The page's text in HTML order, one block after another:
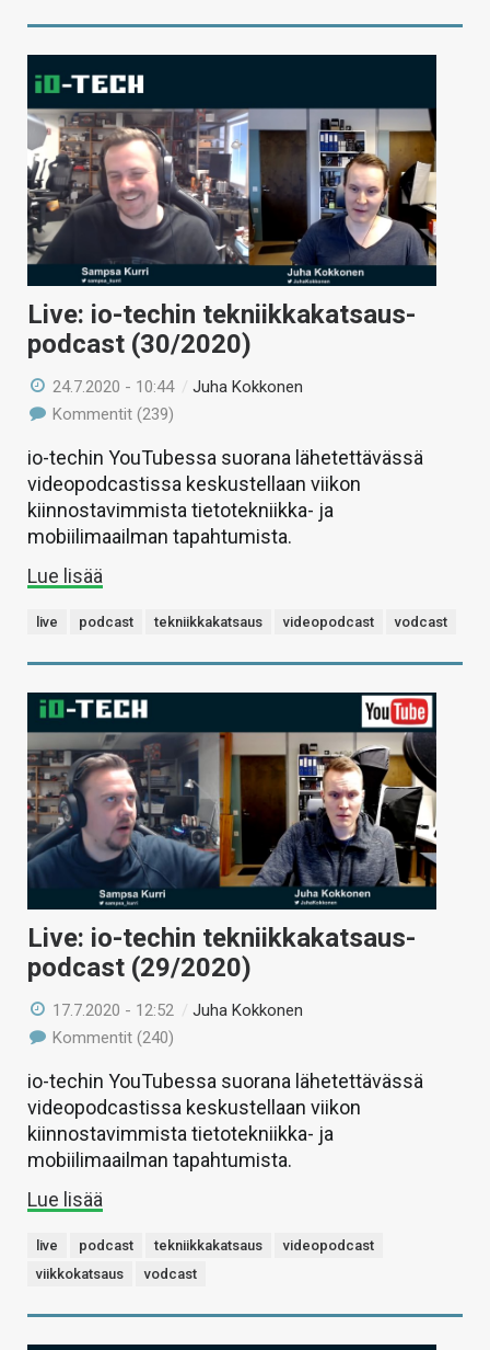
Live: io-techin tekniikkakatsaus-
podcast (30/2020)
24.7.2020 - 10:44 /Juha Kokkonen
Kommentit (239)
io-techin YouTubessa suorana lähetettävässä
videopodcastissa keskustellaan viikon
kiinnostavimmista tietotekniikka- ja
mobiilimaailman tapahtumista.
Lue lisää
live podcast tekniikkakatsaus videopodcast vodcast
Live: io-techin tekniikkakatsaus-
podcast (29/2020)
17.7.2020 - 12:52 /Juha Kokkonen
Kommentit (240)
io-techin YouTubessa suorana lähetettävässä
videopodcastissa keskustellaan viikon
kiinnostavimmista tietotekniikka- ja
mobiilimaailman tapahtumista.
Lue lisää
live podcast tekniikkakatsaus
videopodcast
viikkokatsaus
vodcast